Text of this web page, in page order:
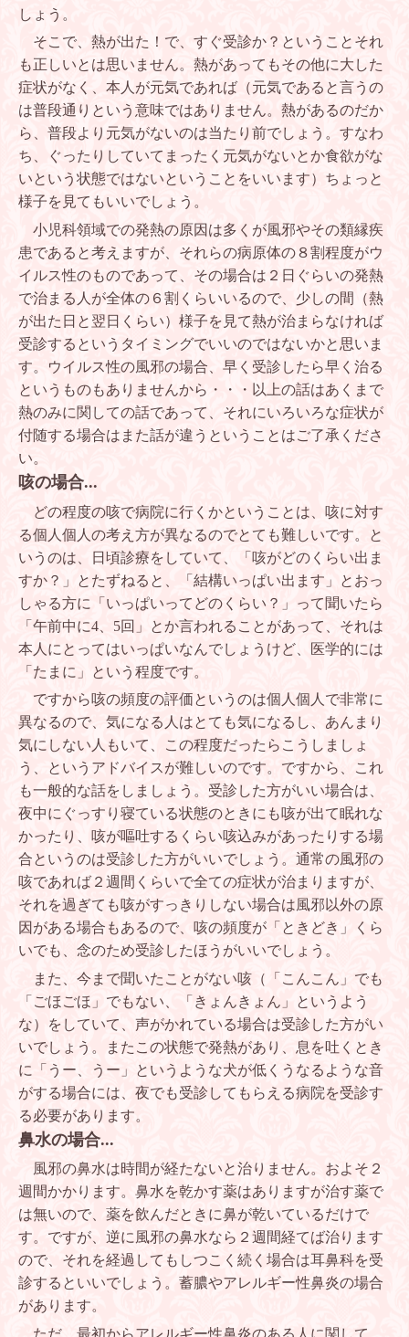
しょう。
そこで、熱が出た！で、すぐ受診か？ということそれ
も正しいとは思いません。熱があってもその他に大した
症状がなく、本人が元気であれば（元気であると言うの
は普段通りという意味ではありません。熱があるのだか
ら、普段より元気がないのは当たり前でしょう。すなわ
ち、ぐったりしていてまったく元気がないとか食欲がな
いという状態ではないということをいいます）ちょっと
様子を見てもいいでしょう。
小児科領域での発熱の原因は多くが風邪やその類縁疾
患であると考えますが、それらの病原体の８割程度がウ
イルス性のものであって、その場合は２日ぐらいの発熱
で治まる人が全体の６割くらいいるので、少しの間（熱
が出た日と翌日くらい）様子を見て熱が治まらなければ
受診するというタイミングでいいのではないかと思いま
す。ウイルス性の風邪の場合、早く受診したら早く治る
というものもありませんから・・・以上の話はあくまで
熱のみに関しての話であって、それにいろいろな症状が
付随する場合はまた話が違うということはご了承くださ
い。
咳の場合...
どの程度の咳で病院に行くかということは、咳に対す
る個人個人の考え方が異なるのでとても難しいです。と
いうのは、日頃診療をしていて、「咳がどのくらい出ま
すか？」とたずねると、「結構いっぱい出ます」とおっ
しゃる方に「いっぱいってどのくらい？」って聞いたら
「午前中に4、 5回」とか言われることがあって、それは
本人にとってはいっぱいなんでしょうけど、医学的には
「たまに」という程度です。
ですから咳の頻度の評価というのは個人個人で非常に
異なるので、気になる人はとても気になるし、あんまり
気にしない人もいて、この程度だったらこうしましょ
う、というアドバイスが難しいのです。ですから、これ
も一般的な話をしましょう。受診した方がいい場合は、
夜中にぐっすり寝ている状態のときにも咳が出て眠れな
かったり、咳が嘔吐するくらい咳込みがあったりする場
合というのは受診した方がいいでしょう。通常の風邪の
咳であれば２週間くらいで全ての症状が治まりますが、
それを過ぎても咳がすっきりしない場合は風邪以外の原
因がある場合もあるので、咳の頻度が「ときどき」くら
いでも、念のため受診したほうがいいでしょう。
また、今まで聞いたことがない咳（「こんこん」でも
「ごほごほ」でもない、「きょんきょん」というよう
な）をしていて、声がかれている場合は受診した方がい
いでしょう。またこの状態で発熱があり、息を吐くとき
に「うー、うー」というような犬が低くうなるような音
がする場合には、夜でも受診してもらえる病院を受診す
る必要があります。
鼻水の場合...
風邪の鼻水は時間が経たないと治りません。およそ２
週間かかります。鼻水を乾かす薬はありますが治す薬で
は無いので、薬を飲んだときに鼻が乾いているだけで
す。ですが、逆に風邪の鼻水なら２週間経てば治ります
ので、それを経過してもしつこく続く場合は耳鼻科を受
診するといいでしょう。蓄膿やアレルギー性鼻炎の場合
があります。
ただ、最初からアレルギー性鼻炎のある人に関して